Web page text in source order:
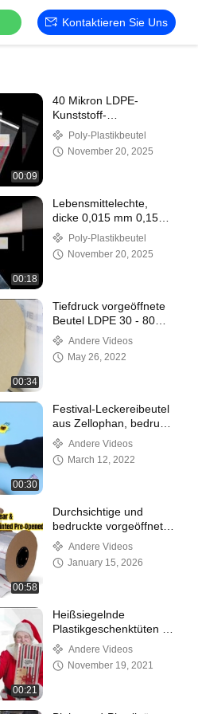
Kontaktieren Sie Uns
00:09
40 Mikron LDPE-
Kunststoff-
Selbstklebebeutel mit
Erstickungswarnung
Poly-Plastikbeutel
November 20, 2025
00:18
Lebensmittelechte,
dicke 0,015 mm 0,15
mm Polyethylen-
Kunststoffbeutel, flach,
LDPE HDPE
Poly-Plastikbeutel
November 20, 2025
00:34
Tiefdruck vorgeöffnete
Beutel LDPE 30 - 80
Mikron
Andere Videos
May 26, 2022
00:30
Festival-Leckereibeutel
aus Zellophan, bedruckt
mit Drehbändern
Andere Videos
March 12, 2022
00:58
Durchsichtige und
bedruckte vorgeöffnete
Autobeutel auf Rolle
Andere Videos
January 15, 2026
00:21
Heißsiegelnde
Plastikgeschenktüten 56
Zoll für Chirstmas
Andere Videos
November 19, 2021